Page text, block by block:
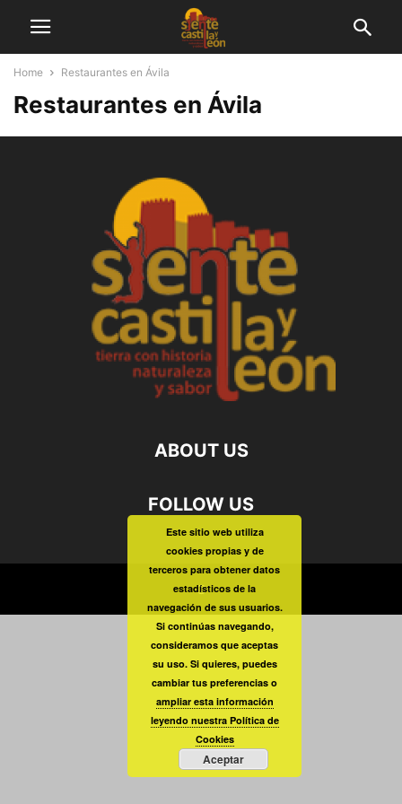
Home Restaurantes en Ávila
Restaurantes en Ávila
ABOUT US
FOLLOW US
©
Este sitio web utiliza
cookies propias y de
terceros para obtener datos
estadísticos de la
navegación de sus usuarios.
Si continúas navegando,
consideramos que aceptas
su uso. Si quieres, puedes
cambiar tus preferencias o
ampliar esta información
leyendo nuestra Política de
Cookies
Aceptar